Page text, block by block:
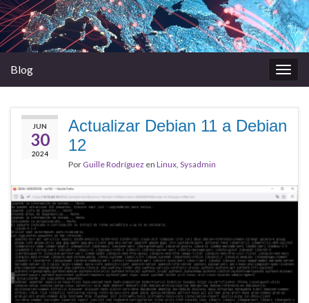
la
Blog
JUN
30
2024
Actualizar Debian 11 a Debian
12
Por Guille Rodríguez en Linux Sysadmin